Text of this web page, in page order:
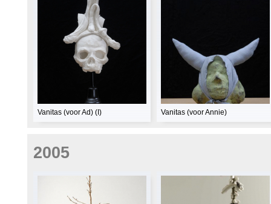
Vanitas (voor Ad) (I) Vanitas (voor Annie)
2005